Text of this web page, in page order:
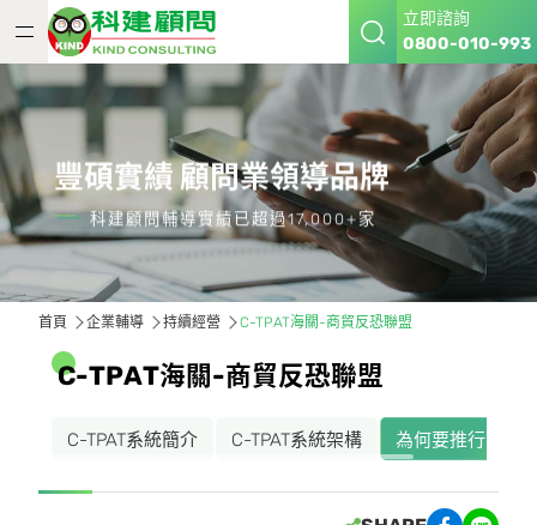
立即諮詢
0800-010-993
豐碩實績 顧問業領導品牌
科建顧問輔導實績已超過17,000+家
首頁 企業輔導 持續經營 C-TPAT海關-商貿反恐聯盟
C-TPAT海 關 -商貿反恐聯盟
C-TPAT系統簡介 C-TPAT系統架構 為何要推行 C-